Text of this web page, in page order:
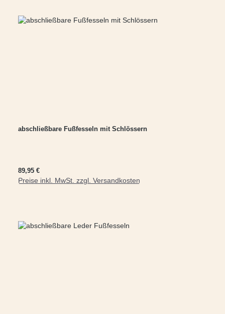
abschließbare Fußfesseln mit Schlössern
Regulärer Preis:
89,95 €
Preise inkl. MwSt. zzgl. Versandkosten
In den Warenkorb